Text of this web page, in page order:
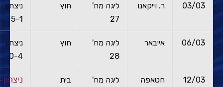
03/03 ר. וייקאנו
ליגה מח'
27
חוץ
ניצחון
5-1
06/03 אייבאר
ליגה מח'
28
חוץ
ניצחון
0-4
12/03 חטאפה
ליגה מח'
בית